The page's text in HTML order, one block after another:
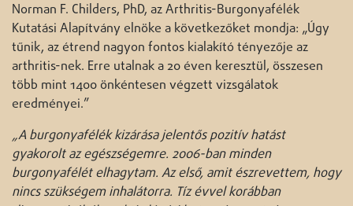
Norman F. Childers, PhD, az Arthritis-Burgonyafélék
Kutatási Alapítvány elnöke a következőket mondja: „Úgy
tűnik, az étrend nagyon fontos kialakító tényezője az
arthritis-nek. Erre utalnak a 20 éven keresztül, összesen
több mint 1400 önkéntesen végzett vizsgálatok
eredményei.”
„A burgonyafélék kizárása jelentős pozitív hatást
gyakorolt az egészségemre. 2006-ban minden
burgonyafélét elhagytam. Az első, amit észrevettem, hogy
nincs szükségem inhalátorra. Tíz évvel korábban